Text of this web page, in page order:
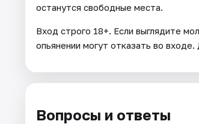
останутся свободные места.
Вход строго 18+. Если выглядите
опьянении могут отказать во
Вопросы и ответы